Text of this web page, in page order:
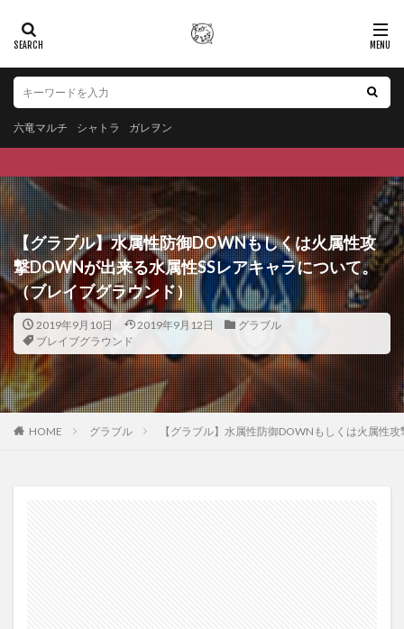
六竜マルチ シャトラ ガレヲン
【グラブル】水属性防御DOWNもしくは火属性攻
撃DOWNが出来る水属性SSレアキャラについて。
（ブレイブグラウンド）
2019年9月10日 2019年9月12日
グラブル
ブレイブグラウンド
HOME グラブル 【グラブル】水属性防御DOWNもしくは火属性